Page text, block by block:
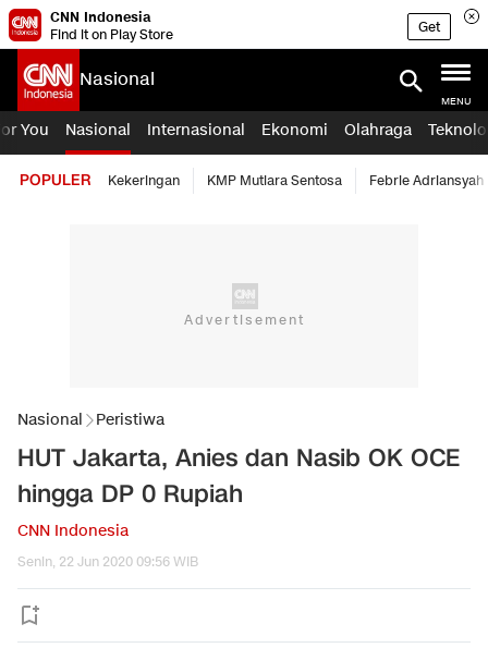
CNN Indonesia
Find it on Play Store
Get
Nasional
MENU
You Nasional Internasional Ekonomi Olahraga
POPULER Kekeringan KMP Mutiara Sentosa Febrie Adriansyah
Nasional Peristiwa
HUT Jakarta, Anies dan Nasib OK OCE
hingga DP 0 Rupiah
CNN Indonesia
Senin, 22 Jun 2020 09:56 WIB